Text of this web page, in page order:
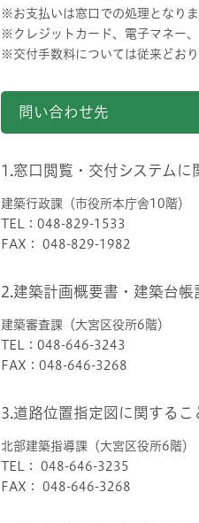
※お支払いは窓口での処理となりま
※クレジットカード、電子マネー
※交付手数料については従来どおり
問い合わせ先
1.窓口閲覧・交付システムに
建築行政課（市役所本庁舎10階）
TEL：048-829-1533
FAX： 048-829-1982
2.建築計画概要書・建築台
建築審査課（大宮区役所6階）
TEL：048-646-3243
FAX：048-646-3268
3.道路位置指定図に関する
北部建築指導課（大宮区役所6階）
TEL： 048-646-3235
FAX： 048-646-3268